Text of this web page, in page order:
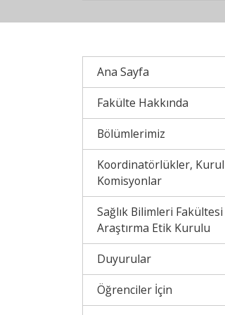
Ana Sayfa
Fakülte Hakkında
Bölümlerimiz
Koordinatörlükler,
Komisyonlar
Sağlık Bilimleri Fakültesi
Araştırma Etik Kurulu
Duyurular
Öğrenciler İçin